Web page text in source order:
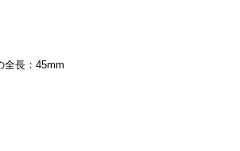
全長：45mm